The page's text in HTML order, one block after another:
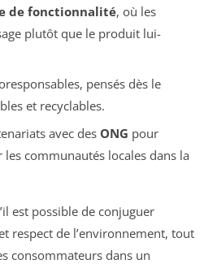
de fonctionnalité, où les
plutôt que le produit lui-
pensés dès le
et recyclables.
avec des ONG pour
communautés locales dans la
est possible de conjuguer
respect de l’environnement, tout
consommateurs dans un